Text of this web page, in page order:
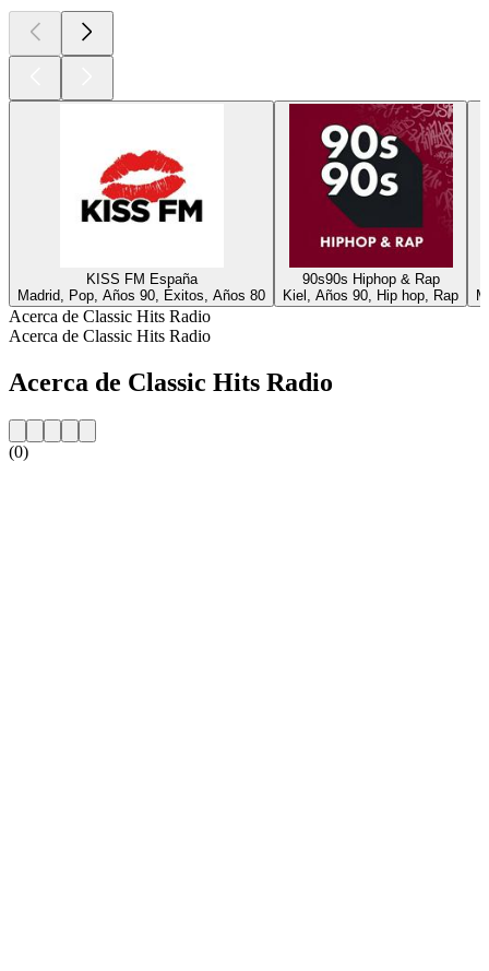
KISS FM España
Madrid, Pop, Años 90, Éxitos, Años 80
90s90s Hiphop & Rap
Kiel, Años 90, Hip hop, Rap
Acerca de Classic Hits Radio
Acerca de Classic Hits Radio
Acerca de Classic Hits Radio
(0)